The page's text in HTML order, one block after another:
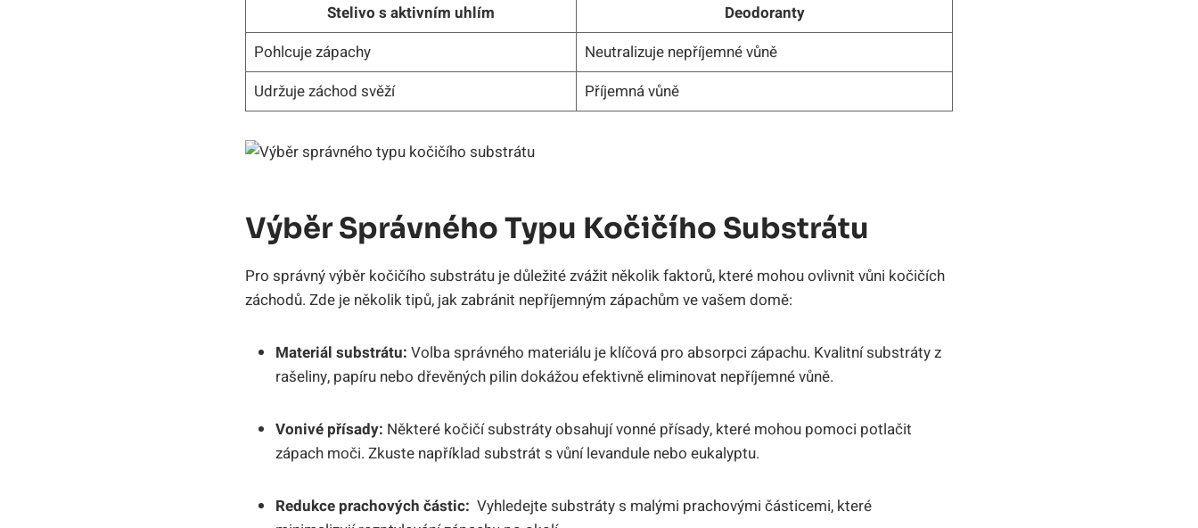
Stelivo s ⁢aktivním uhlím
Deodoranty
Pohlcuje ⁤zápachy
Neutralizuje nepříjemné​ vůně
Udržuje záchod ​svěží
Příjemná vůně
Výběr Správného Typu ⁢kočičího Substrátu
Pro správný výběr kočičího ‍substrátu je ⁢důležité zvážit několik faktorů, které mohou ovlivnit⁢ vůni kočičích⁤
záchodů. Zde‍ je několik tipů, ‍jak zabránit nepříjemným ‍zápachům ve vašem domě:
Materiál substrátu: Volba správného materiálu je klíčová pro absorpci zápachu. Kvalitní substráty z
rašeliny, papíru nebo dřevěných ⁤pilin dokážou efektivně eliminovat nepříjemné‌ vůně.
Vonivé přísady: Některé kočičí substráty obsahují vonné přísady,⁤ které mohou pomoci ‍potlačit
zápach moči. Zkuste například substrát ⁤s ‍vůní levandule ⁣nebo eukalyptu.
Redukce ⁢prachových částic: ⁢ Vyhledejte⁤ substráty ⁣s⁣ malými‌ prachovými částicemi, které⁢